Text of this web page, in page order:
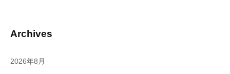
Archives
2026年8月